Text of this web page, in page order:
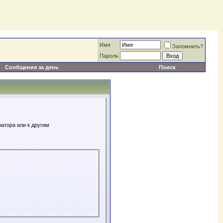
Имя
Запомнить?
Пароль
Сообщения за день Поиск
или к другим